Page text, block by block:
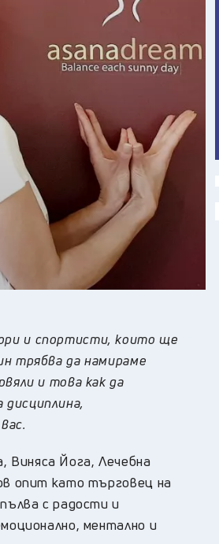
и спортисти, които ще
трябва да намираме
и това как да
Виняса Йога, Лечебна
опит като търговец на
с радости и
ментално и